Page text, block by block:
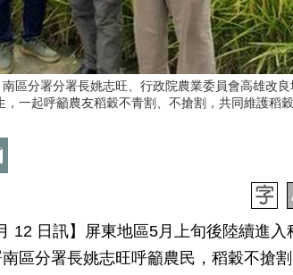
區分署分署長姚志旺、行政院農業委員會高雄改
一起呼籲農友稻穀不青割、不搶割，共同維護稻
12 日訊】屏東地區5月上旬後陸續進入
區分署長姚志旺呼籲農民，稻穀不搶割